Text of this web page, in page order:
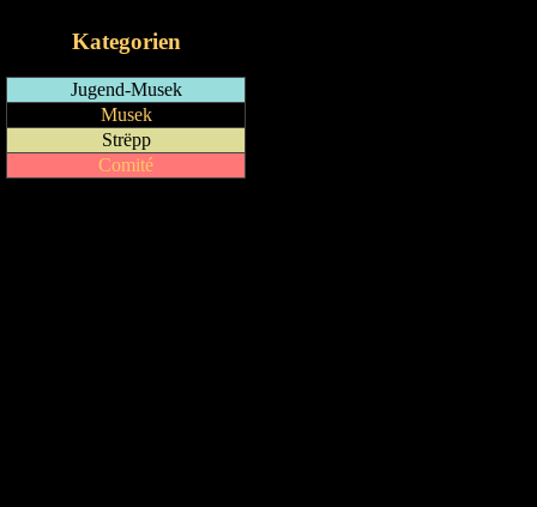
Kategorien
Jugend-Musek
Musek
Strëpp
Comité